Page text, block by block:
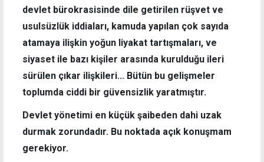
devlet bürokrasisinde dile getirilen rüşvet ve
usulsüzlük iddiaları, kamuda yapılan çok sayıda
atamaya ilişkin yoğun liyakat tartışmaları, ve
siyaset ile bazı kişiler arasında kurulduğu ileri
sürülen çıkar ilişkileri... Bütün bu gelişmeler
toplumda ciddi bir güvensizlik yaratmıştır.
Devlet yönetimi en küçük şaibeden dahi uzak
durmak zorundadır. Bu noktada açık konuşmam
gerekiyor.